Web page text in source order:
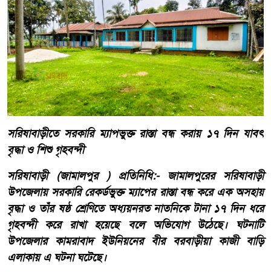
সরিষাবাড়ীতে সরকারি ম্যাপভুক্ত রাস্তা বন্ধ করায় ১৭ দিন যাবৎ
বৃদ্ধা ও শিশু গৃহবন্দী
সরিষাবাড়ী (জামালপুর ) প্রতিনিধি:- জামালপুরের সরিষাবাড়ী
উপজেলায় সরকারি রেকর্ডভুক্ত ম্যাপের রাস্তা বন্ধ করে এক অসহায়
বৃদ্ধা ও তাঁর ষষ্ঠ শ্রেণিতে অধ্যয়নরত নাতনিকে টানা ১৭ দিন ধরে
গৃহবন্দী করে রাখা হয়েছে বলে অভিযোগ উঠেছে। ঘটনাটি
উপজেলার কামরাবাদ ইউনিয়নের বীর বরবাড়ীয়া কাজী বাড়ি
এলাকায় এ ঘটনা ঘটেছে।